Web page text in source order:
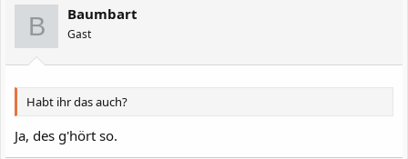
B Baumbart
Gast
Habt ihr das auch?
Ja, des g'hört so.